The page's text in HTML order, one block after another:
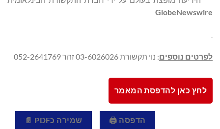
GlobeNewswire
לפרטים נוספים: נוי תקשורת 03-6026026 זהר 052-2641769
לחץ כאן להדפסת המאמר
הדפסה 🖨 שמירה כPDF 📄